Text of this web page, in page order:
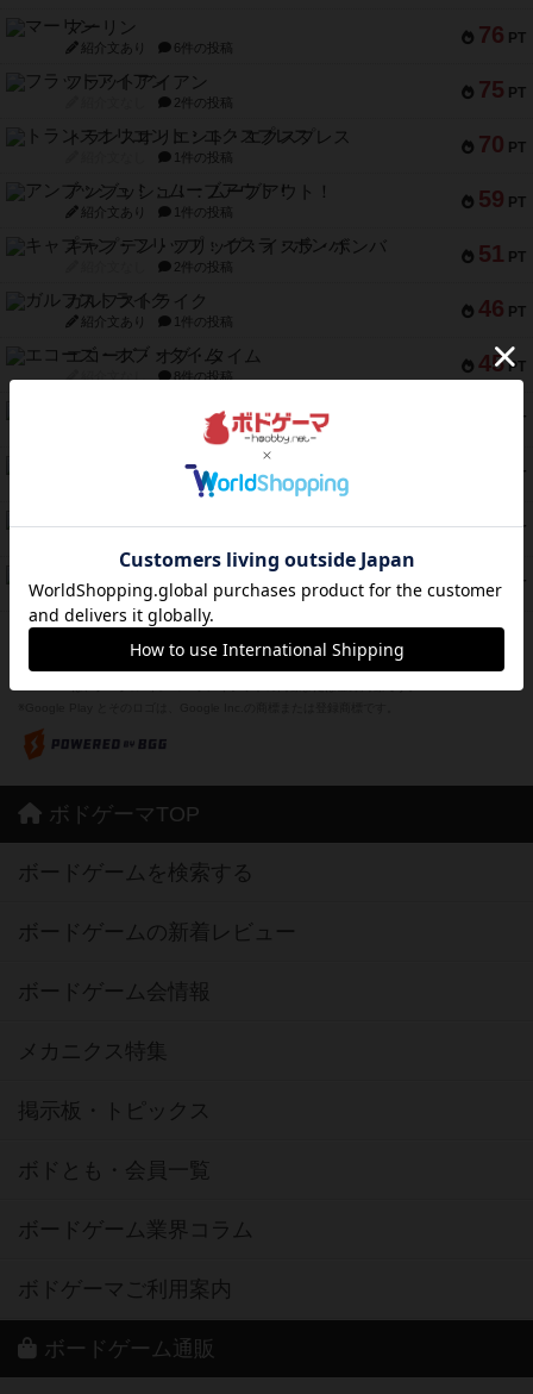
76 PT
マーリン
紹介文あり 6件の投稿
75 PT
フラットアイアン
2件の投稿
70 PT
トランスオリエント・エクスプレス
1件の投稿
59 PT
アンブッシュ！：ムーブアウト！
紹介文あり 1件の投稿
51 PT
キャプテン・フリップ：イスラ・ボンバ
2件の投稿
46 PT
ガルフストライク
紹介文あり 1件の投稿
45 PT
エコーズ・オブ・タイム
8件の投稿
PT
12件の投稿
PT
1件の投稿
45 PT
42 PT
紹介文あり 10件の投稿
※Apple、Apple のロゴ は、米国および他の国々で登録されたApple Inc.の商標です。
ボドゲーマTOP
ボードゲームを検索する
ボードゲームの新着レビュー
ボードゲーム会情報
メカニクス特集
掲示板・トピックス
ボドとも・会員一覧
ボードゲーム業界コラム
ボドゲーマご利用案内
ボードゲーム通販